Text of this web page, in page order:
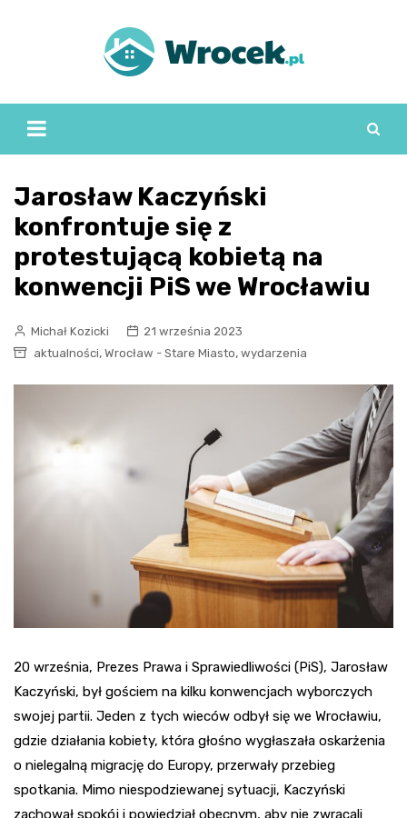
Jarosław Kaczyński
konfrontuje się z
protestującą kobietą na
konwencji PiS we Wrocławiu
Michał Kozicki
21 września 2023
aktualności, Wrocław - Stare Miasto, wydarzenia
20 września, Prezes Prawa i Sprawiedliwości (PiS), Jarosław
Kaczyński, był gościem na kilku konwencjach wyborczych
swojej partii. Jeden z tych wieców odbył się we Wrocławiu,
gdzie działania kobiety, która głośno wygłaszała oskarżenia
o nielegalną migrację do Europy, przerwały przebieg
spotkania. Mimo niespodziewanej sytuacji, Kaczyński
zachował spokój i powiedział obecnym, aby nie zwracali